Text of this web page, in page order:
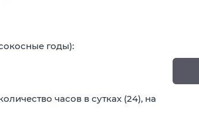
годы):
часов в сутках (24), на